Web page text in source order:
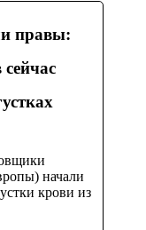
правы:
начали
крови из